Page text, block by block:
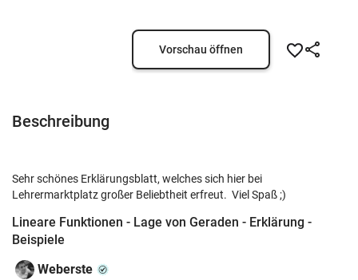
Vorschau öffnen
Beschreibung
Sehr schönes Erklärungsblatt, welches sich hier bei
Lehrermarktplatz großer Beliebtheit erfreut. Viel Spaß ;)
Lineare Funktionen - Lage von Geraden - Erklärung -
Beispiele
Weberste